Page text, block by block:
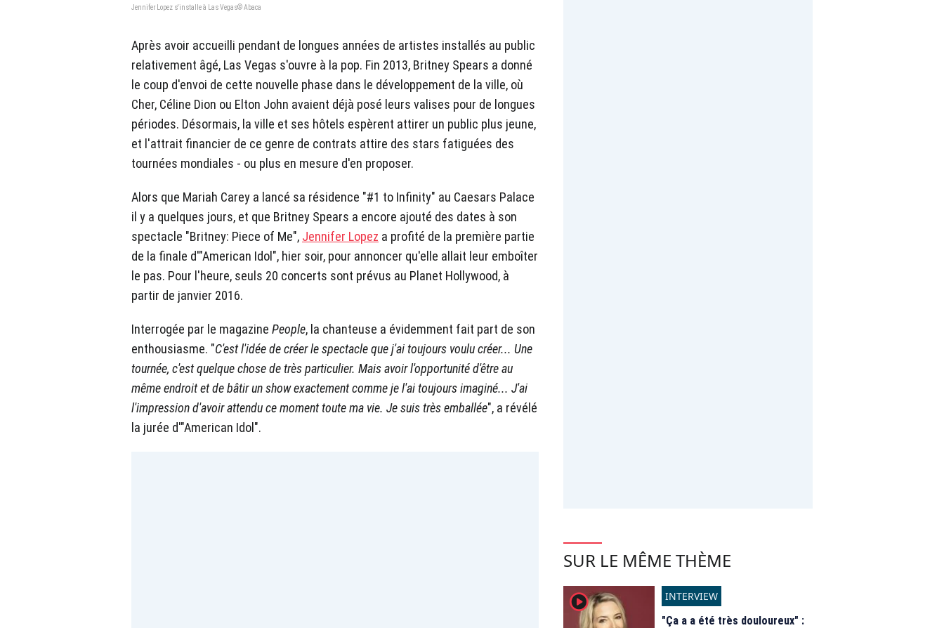
Jennifer Lopez s'installe à Las Vegas© Abaca
Après avoir accueilli pendant de longues années de artistes installés au public
relativement âgé, Las Vegas s'ouvre à la pop. Fin 2013, Britney Spears a donné
le coup d'envoi de cette nouvelle phase dans le développement de la ville, où
Cher, Céline Dion ou Elton John avaient déjà posé leurs valises pour de longues
périodes. Désormais, la ville et ses hôtels espèrent attirer un public plus jeune,
et l'attrait financier de ce genre de contrats attire des stars fatiguées des
tournées mondiales - ou plus en mesure d'en proposer.
Alors que Mariah Carey a lancé sa résidence "#1 to Infinity" au Caesars Palace
il y a quelques jours, et que Britney Spears a encore ajouté des dates à son
spectacle "Britney: Piece of Me", Jennifer Lopez a profité de la première partie
de la finale d'"American Idol", hier soir, pour annoncer qu'elle allait leur emboîter
le pas. Pour l'heure, seuls 20 concerts sont prévus au Planet Hollywood, à
partir de janvier 2016.
Interrogée par le magazine People, la chanteuse a évidemment fait part de son
enthousiasme. "C'est l'idée de créer le spectacle que j'ai toujours voulu créer... Une
tournée, c'est quelque chose de très particulier. Mais avoir l'opportunité d'être au
même endroit et de bâtir un show exactement comme je l'ai toujours imaginé... J'ai
l'impression d'avoir attendu ce moment toute ma vie. Je suis très emballée", a révélé
la jurée d'"American Idol".
SUR LE MÊME THÈME
player2
INTERVIEW
"Ça a a été très douloureux" :